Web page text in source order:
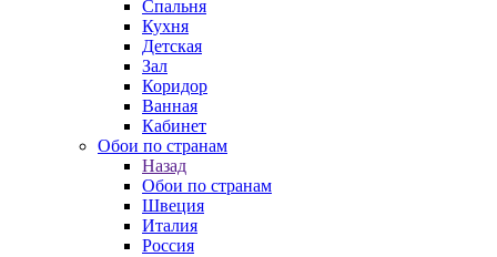
Спальня
Кухня
Детская
Зал
Коридор
Ванная
Кабинет
Обои по странам
Назад
Обои по странам
Швеция
Италия
Россия